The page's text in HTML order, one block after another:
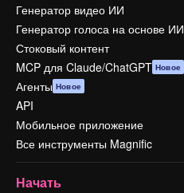
Генератор видео ИИ
Генератор голоса на основе ИИ
Стоковый контент
MCP для Claude/ChatGPT Новое
Агенты Новое
API
Мобильное приложение
Все инструменты Magnific
Начать